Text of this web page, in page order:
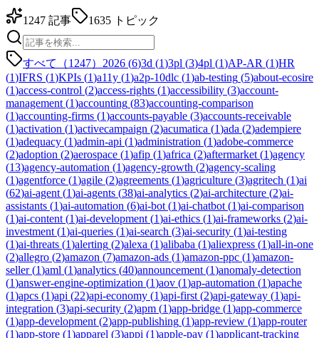
1247 記事 1635 トピック
すべて（1247） 2026 (6)3d (1)3pl (3)4pl (1)AP-AR (1)HR
(1)IFRS (1)KPIs (1)a11y (1)a2p-10dlc (1)ab-testing (5)about-ecosire
(1)access-control (2)access-rights (1)accessibility (3)account-
management (1)accounting (83)accounting-comparison
(1)accounting-firms (1)accounts-payable (3)accounts-receivable
(1)activation (1)activecampaign (2)acumatica (1)ada (2)adempiere
(1)adequacy (1)admin-api (1)administration (1)adobe-commerce
(2)adoption (2)aerospace (1)afip (1)africa (2)aftermarket (1)agency
(13)agency-automation (1)agency-growth (2)agency-scaling
(1)agentforce (1)agile (2)agreements (1)agriculture (3)agritech (1)ai
(62)ai-agent (1)ai-agents (38)ai-analytics (2)ai-architecture (2)ai-
assistants (1)ai-automation (6)ai-bot (1)ai-chatbot (1)ai-comparison
(1)ai-content (1)ai-development (1)ai-ethics (1)ai-frameworks (2)ai-
investment (1)ai-queries (1)ai-search (3)ai-security (1)ai-testing
(1)ai-threats (1)alerting (2)alexa (1)alibaba (1)aliexpress (1)all-in-one
(2)allegro (2)amazon (7)amazon-ads (1)amazon-ppc (1)amazon-
seller(1)aml (1)analytics (40)announcement (1)anomaly-detection
(1)answer-engine-optimization (1)aov (1)ap-automation (1)apache
(1)apcs (1)api (22)api-economy (1)api-first (2)api-gateway (1)api-
integration (3)api-security (2)apm (1)app-bridge (1)app-commerce
(1)app-development (2)app-publishing (1)app-review (1)app-router
(1)app-store (1)apparel (3)appi (1)apple-pay (1)applicant-tracking